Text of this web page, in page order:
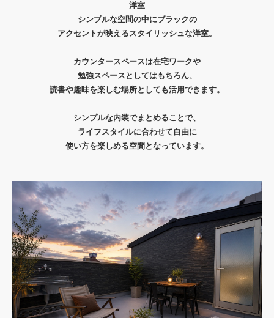
洋室
シンプルな空間の中にブラックの
アクセントが映えるスタイリッシュな洋室。
カウンタースペースは在宅ワークや
勉強スペースとしてはもちろん、
読書や趣味を楽しむ場所としても活用できます。
シンプルな内装でまとめることで、
ライフスタイルに合わせて自由に
使い方を楽しめる空間となっています。